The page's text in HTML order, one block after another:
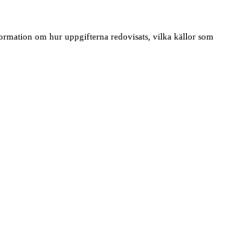
om hur uppgifterna redovisats, vilka källor som